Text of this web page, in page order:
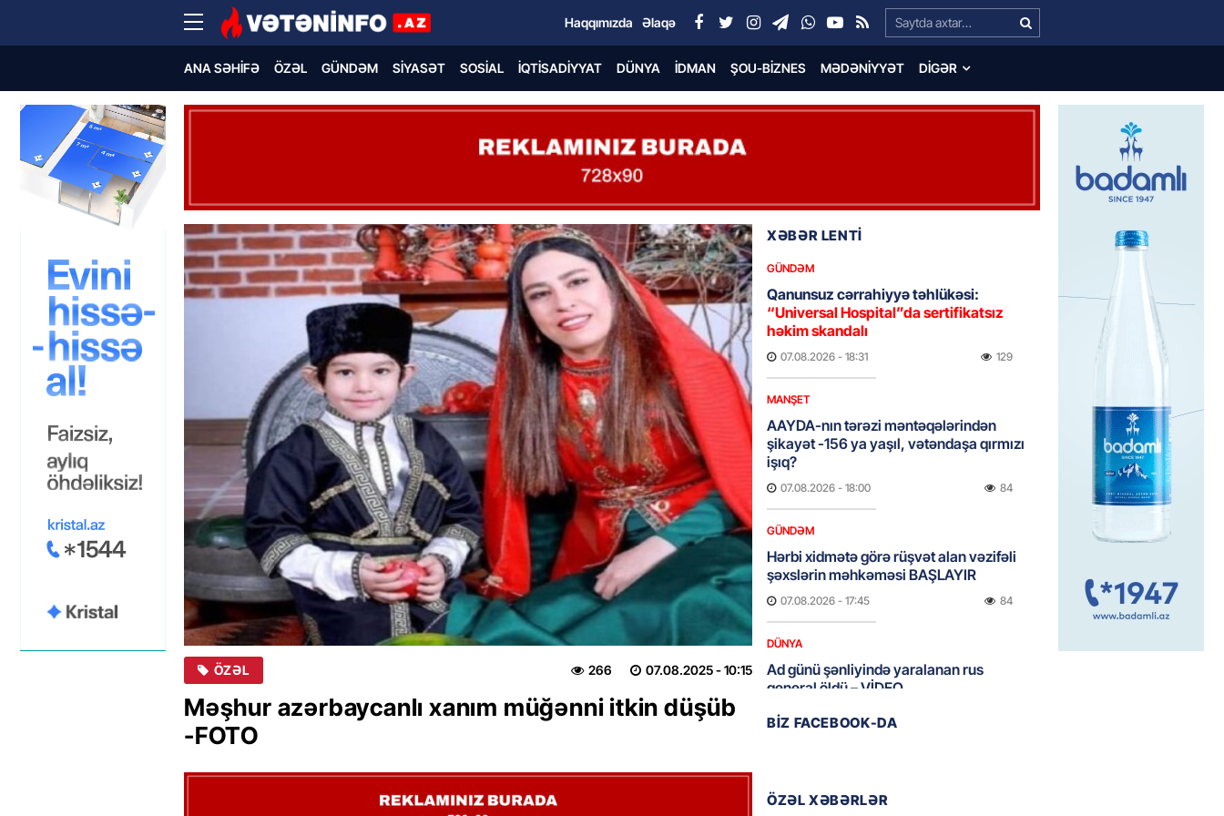
Search…
Haqqımızda Əlaqə
ANA SƏHIFƏ ÖZƏL GÜNDƏM SIYASƏT SOSIAL İQTISADIYYAT DÜNYA İDMAN ŞOU-BIZNES MƏDƏNIYYƏT DIGƏR
ÖZƏL 07.08.2025- 10:15
266
Məşhur azərbaycanlı xanım müğənni itkin düşüb
-FOTO
XƏBƏR LENTİ
GÜNDƏM
Qanunsuz cərrahiyyə təhlükəsi:
“Universal Hospital”da sertifikatsız
həkim skandalı
07.08.2026 - 18:31 129
MANŞET
AAYDA-nın tərəzi məntəqələrindən
şikayət -156 ya yaşıl, vətəndaşa qırmızı
işıq?
07.08.2026 - 18:00 84
GÜNDƏM
Hərbi xidmətə görə rüşvət alan vəzifəli
şəxslərin məhkəməsi BAŞLAYIR
07.08.2026 - 17:45 84
DÜNYA
Ad günü şənliyində yaralanan rus
general öldü – VİDEO
bağlı qalmaqal: 546 min manatı 20
BIZ FACEBOOK-DA
ÖZƏL XƏBƏRLƏR